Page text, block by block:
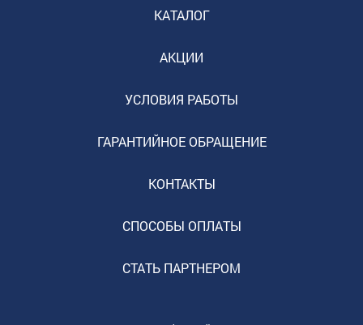
КАТАЛОГ
АКЦИИ
УСЛОВИЯ РАБОТЫ
ГАРАНТИЙНОЕ ОБРАЩЕНИЕ
КОНТАКТЫ
СПОСОБЫ ОПЛАТЫ
СТАТЬ ПАРТНЕРОМ